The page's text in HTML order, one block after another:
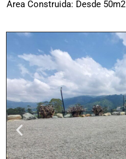
Área Construida: Desde 50m2